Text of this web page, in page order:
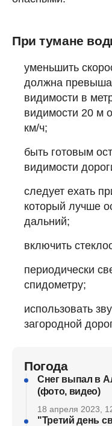
При тумане
уменьшить
должна
видимости в
видимости 20 м
км/ч;
быть готовым
видимости
следует ехать
который лучше
дальний;
включить
периодически
спидометру;
использовать
загородной
Погода
Снег выпал в
(фото, видео)
18 апреля 2023,
"Третий день